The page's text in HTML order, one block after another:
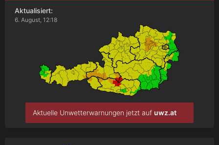
Aktualisiert:
6. August, 12:18
Aktuelle Unwetterwarnungen jetzt auf uwz.at